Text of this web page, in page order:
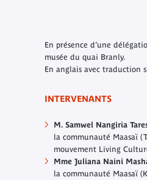
En présence d’une
musée du quai Branly.
En anglais avec traduction
INTERVENANTS
M. Samwel Nangiria
la communauté Maasaï
mouvement Living
Mme Juliana Naini
la communauté Maasaï